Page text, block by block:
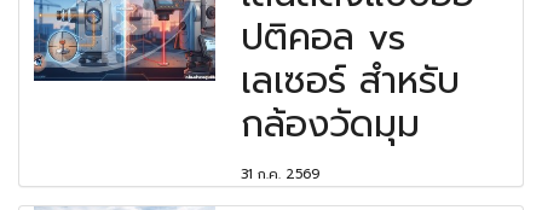
ปติคอล vs
เลเซอร์ สำหรับ
กล้องวัดมุม
31 ก.ค. 2569